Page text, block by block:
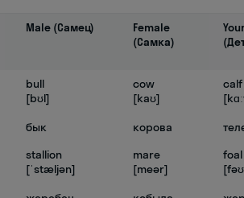
Male (Самец)
Female
(Самка)
bull
[bʊl]
бык
cow
[kaʊ]
корова
calf
stallion
[ˈstæljən]
mare
[meər]
foal